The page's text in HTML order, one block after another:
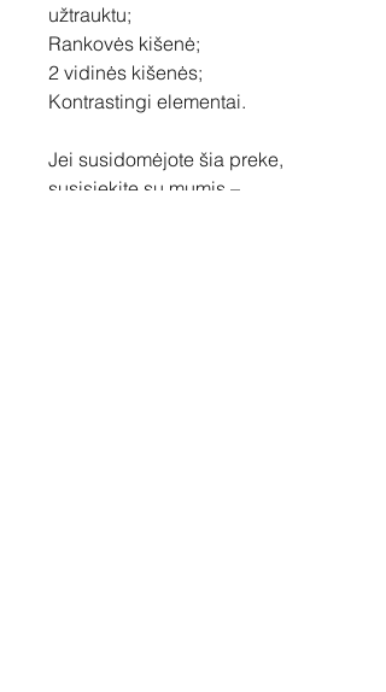
užtrauktu;
Rankovės kišenė;
2 vidinės kišenės;
Kontrastingi elementai.
Jei susidomėjote šia preke,
susisiekite su mumis –